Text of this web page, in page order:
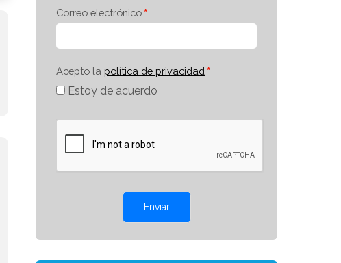
Correo electrónico
Acepto la política de privacidad
Estoy de acuerdo
Enviar